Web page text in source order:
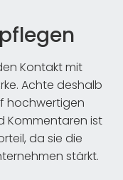
Kontakt mit
Achte deshalb
hochwertigen
Kommentaren ist
da sie die
stärkt.